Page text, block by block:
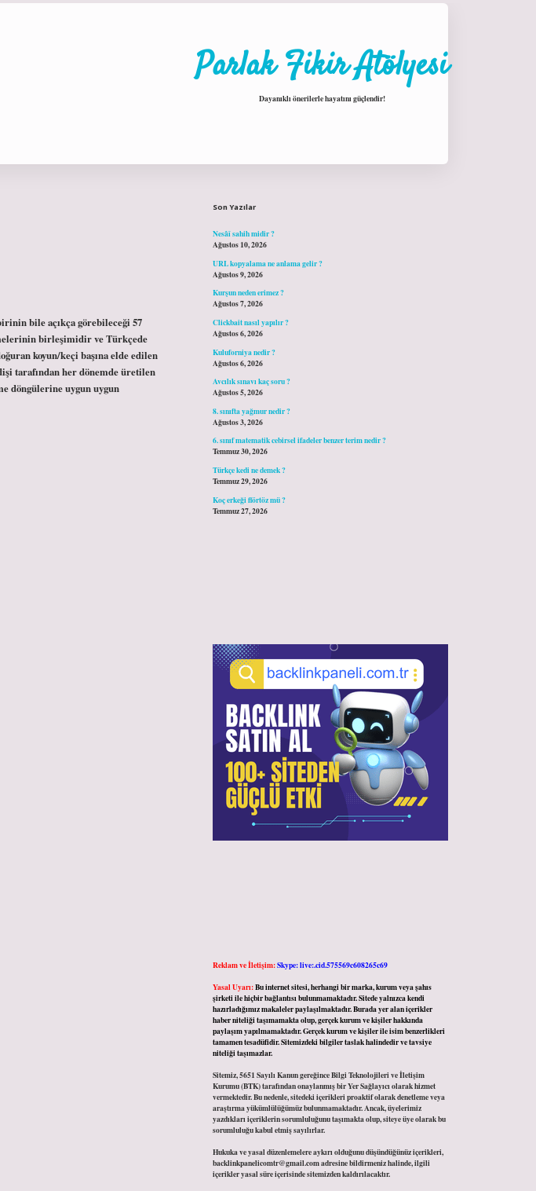
Parlak Fikir Atölyesi
Dayanıklı önerilerle hayatını güçlendir!
bile açıkça görebileceği 57
birleşimidir ve Türkçede
koyun/keçi başına elde edilen
tarafından her dönemde üretilen
döngülerine uygun uygun
Son Yazılar
Nesâî sahih midir ?
Ağustos 10, 2026
URL kopyalama ne anlama gelir ?
Ağustos 9, 2026
Kurşun neden erimez ?
Ağustos 7, 2026
Clickbait nasıl yapılır ?
Ağustos 6, 2026
Kuluforniya nedir ?
Ağustos 6, 2026
Avcılık sınavı kaç soru ?
Ağustos 5, 2026
8. sınıfta yağmur nedir ?
Ağustos 3, 2026
6. sınıf matematik cebirsel ifadeler benzer terim nedir ?
Temmuz 30, 2026
Türkçe kedi ne demek ?
Temmuz 29, 2026
Koç erkeği flörtöz mü ?
Temmuz 27, 2026
Reklam ve İletişim:Skype: live:.cid.575569c608265c69
Yasal Uyarı:Bu internet sitesi, herhangi bir marka, kurum veya şahıs
şirketi ile hiçbir bağlantısı bulunmamaktadır. Sitede yalnızca kendi
hazırladığımız makaleler paylaşılmaktadır. Burada yer alan içerikler
haber niteliği taşımamakta olup, gerçek kurum ve kişiler hakkında
paylaşım yapılmamaktadır. Gerçek kurum ve kişiler ile isim benzerlikleri
tamamen tesadüfidir. Sitemizdeki bilgiler taslak halindedir ve tavsiye
niteliği taşımazlar.
Sitemiz, 5651 Sayılı Kanun gereğince Bilgi Teknolojileri ve İletişim
Kurumu (BTK) tarafından onaylanmış bir Yer Sağlayıcı olarak hizmet
vermektedir. Bu nedenle, sitedeki içerikleri proaktif olarak denetleme veya
araştırma yükümlülüğümüz bulunmamaktadır. Ancak, üyelerimiz
yazdıkları içeriklerin sorumluluğunu taşımakta olup, siteye üye olarak bu
sorumluluğu kabul etmiş sayılırlar.
Hukuka ve yasal düzenlemelere aykırı olduğunu düşündüğünüz içerikleri,
backlinkpanelicomtr@gmail.comadresine bildirmeniz halinde, ilgili
içerikler yasal süre içerisinde sitemizden kaldırılacaktır.